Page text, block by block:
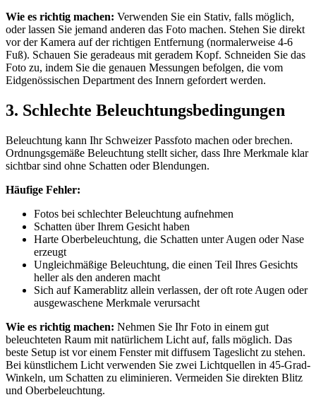
Wie es richtig machen: Verwenden Sie ein Stativ, falls möglich,
oder lassen Sie jemand anderen das Foto machen. Stehen Sie direkt
vor der Kamera auf der richtigen Entfernung (normalerweise 4-6
Fuß). Schauen Sie geradeaus mit geradem Kopf. Schneiden Sie das
Foto zu, indem Sie die genauen Messungen befolgen, die vom
Eidgenössischen Department des Innern gefordert werden.
3. Schlechte Beleuchtungsbedingungen
Beleuchtung kann Ihr Schweizer Passfoto machen oder brechen.
Ordnungsgemäße Beleuchtung stellt sicher, dass Ihre Merkmale klar
sichtbar sind ohne Schatten oder Blendungen.
Häufige Fehler:
Fotos bei schlechter Beleuchtung aufnehmen
Schatten über Ihrem Gesicht haben
Harte Oberbeleuchtung, die Schatten unter Augen oder Nase
erzeugt
Ungleichmäßige Beleuchtung, die einen Teil Ihres Gesichts
heller als den anderen macht
Sich auf Kamerablitz allein verlassen, der oft rote Augen oder
ausgewaschene Merkmale verursacht
Wie es richtig machen: Nehmen Sie Ihr Foto in einem gut
beleuchteten Raum mit natürlichem Licht auf, falls möglich. Das
beste Setup ist vor einem Fenster mit diffusem Tageslicht zu stehen.
Bei künstlichem Licht verwenden Sie zwei Lichtquellen in 45-Grad-
Winkeln, um Schatten zu eliminieren. Vermeiden Sie direkten Blitz
und Oberbeleuchtung.